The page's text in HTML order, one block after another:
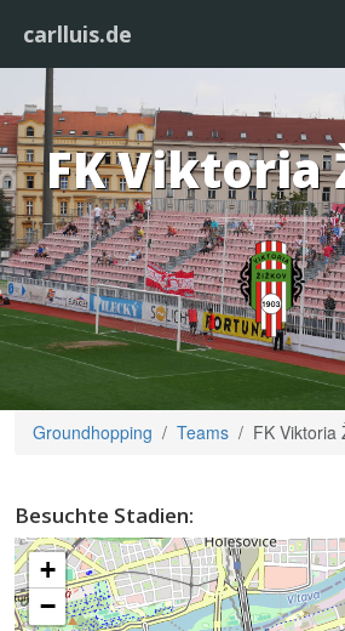
carlluis.de
FK Viktoria
Groundhopping Teams FK Viktoria
Besuchte Stadien:
+
−